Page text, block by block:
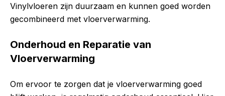
Vinylvloeren zijn duurzaam en kunnen goed worden
gecombineerd met vloerverwarming.
Onderhoud en Reparatie van
Vloerverwarming
Om ervoor te zorgen dat je vloerverwarming goed